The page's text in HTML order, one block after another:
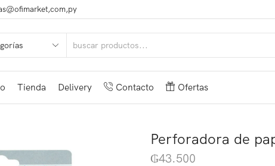
Tienda Delivery Contacto Ofertas
Perforadora de
₲43.500